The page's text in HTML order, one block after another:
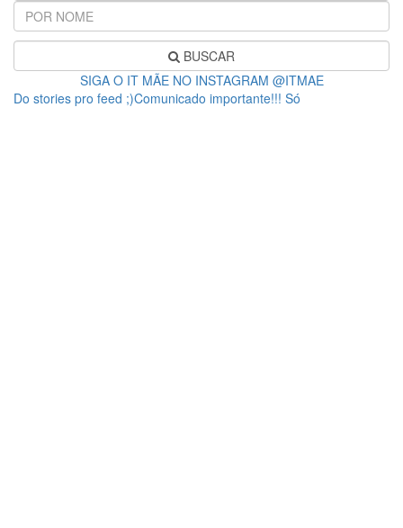
BUSCAR
SIGA O IT MÃE NO INSTAGRAM @ITMAE
Do stories pro feed ;)Comunicado importante!!! Só